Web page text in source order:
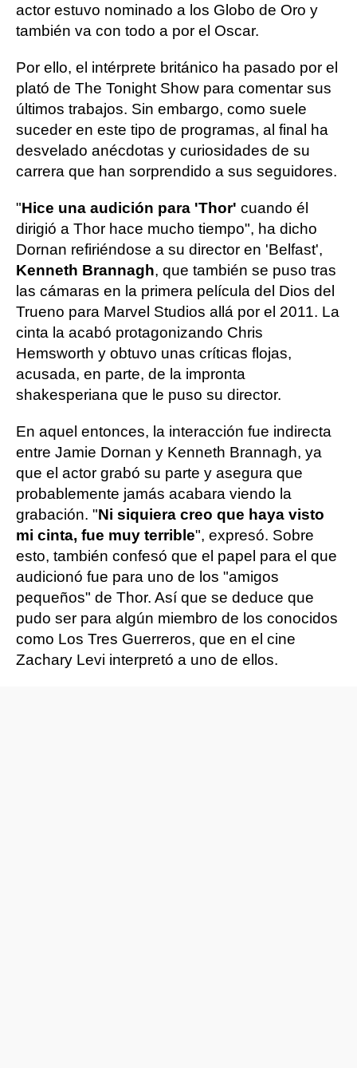
actor estuvo nominado a los Globo de Oro y
también va con todo a por el Oscar.
Por ello, el intérprete británico ha pasado por el
plató de The Tonight Show para comentar sus
últimos trabajos. Sin embargo, como suele
suceder en este tipo de programas, al final ha
desvelado anécdotas y curiosidades de su
carrera que han sorprendido a sus seguidores.
"Hice una audición para 'Thor' cuando él
dirigió a Thor hace mucho tiempo", ha dicho
Dornan refiriéndose a su director en 'Belfast',
Kenneth Brannagh, que también se puso tras
las cámaras en la primera película del Dios del
Trueno para Marvel Studios allá por el 2011. La
cinta la acabó protagonizando Chris
Hemsworth y obtuvo unas críticas flojas,
acusada, en parte, de la impronta
shakesperiana que le puso su director.
En aquel entonces, la interacción fue indirecta
entre Jamie Dornan y Kenneth Brannagh, ya
que el actor grabó su parte y asegura que
probablemente jamás acabara viendo la
grabación. "Ni siquiera creo que haya visto
mi cinta, fue muy terrible", expresó. Sobre
esto, también confesó que el papel para el que
audicionó fue para uno de los "amigos
pequeños" de Thor. Así que se deduce que
pudo ser para algún miembro de los conocidos
como Los Tres Guerreros, que en el cine
Zachary Levi interpretó a uno de ellos.